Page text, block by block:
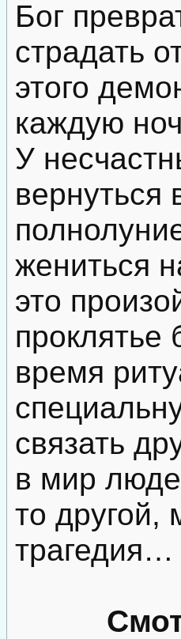
Бог
страдать
этого
каждую
У
вернуться
жениться
это
проклятье
время
связать
в мир
то другой,
трагедия…